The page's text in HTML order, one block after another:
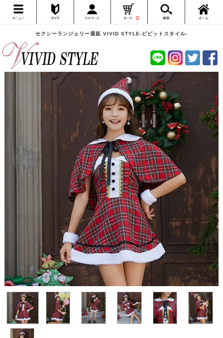
セクシーランジェリー通販 VIVID STYLE-ビビットスタイル-
0